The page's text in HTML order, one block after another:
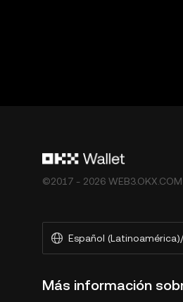
sujetos a la volatilidad
©2017 - 2026 WEB3.OKX.COM
Español
Más información